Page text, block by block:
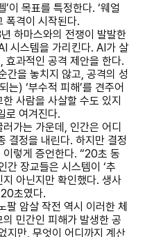
’이 목표를 특정한다. ‘웨얼
폭격이 시작된다.
하마스와의 전쟁이 발발한
시스템을 가리킨다. AI가 살
효과적인 공격 제안을 한다.
간을 놓치지 않고, 공격의 성
는) ‘부수적 피해’를 견주어
사람을 사살할 수도 있지
로 여겨진다.
가는 가운데, 인간은 어디
결정을 내린다. 하지만 결정
렇게 증언한다. “20초 동
간 장교들은 시스템이 ‘추
아닌지만 확인했다. 생사
초였다.
암살 작전 역시 이러한 체
민간인 피해가 발생한 공
지만, 무엇이 어디까지 계산